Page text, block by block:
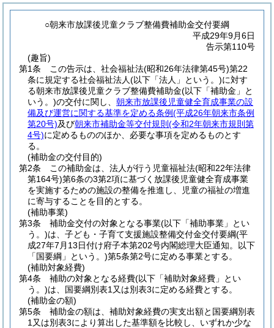
○朝来市放課後児童クラブ整備費補助金交付要綱
平成29年9月6日
告示第110号
(趣旨)
第1条
この告示は、社会福祉法(昭和26年法律第45号)第22
条に規定する社会福祉法人(以下「法人」という。)に対す
る朝来市放課後児童クラブ整備費補助金(以下「補助金」と
いう。)の交付に関し、 朝来市放課後児童健全育成事業の設
備及び運営に関する基準を定める条例(平成26年朝来市条例
第20号)及び朝来市補助金等交付規則 (令和2年朝来市規則第
4号)に定めるもののほか、必要な事項を定めるものとす
る。
(補助金の交付目的)
第2条
この補助金は、法人が行う児童福祉法(昭和22年法律
第164号)第6条の3第2項に基づく放課後児童健全育成事業
を実施するための施設の整備を推進し、児童の福祉の増進
に寄与することを目的とする。
(補助事業)
第3条
補助金交付の対象となる事業(以下「補助事業」とい
う。)は、子ども・子育て支援施設整備交付金交付要綱(平
成27年7月13日付け府子本第202号内閣総理大臣通知。以下
「国要綱」という。)第5条第2号に定める事業とする。
(補助対象経費)
第4条
補助の対象となる経費(以下「補助対象経費」とい
う。)は、国要綱別表1又は別表3に定める経費とする。
(補助金の額)
第5条
補助金の額は、補助対象経費の実支出額と国要綱別表
1又は別表3により算出した基準額を比較し、いずれか少な